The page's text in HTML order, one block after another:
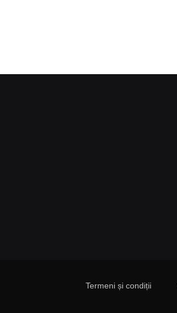
Termeni și condiții